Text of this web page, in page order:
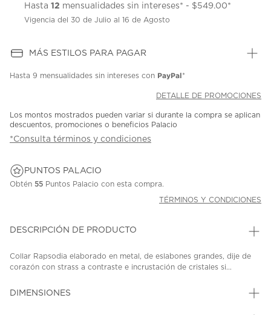
Hasta 12 mensualidades sin intereses* - $549.00*
Vigencia del 30 de Julio al 16 de Agosto
MÁS ESTILOS PARA PAGAR
Hasta 9 mensualidades sin intereses con PayPal*
DETALLE DE PROMOCIONES
Los montos mostrados pueden variar si durante la compra se aplican
descuentos, promociones o beneficios Palacio
*Consulta términos y condiciones
PUNTOS PALACIO
Obtén 55 Puntos Palacio con esta compra.
TÉRMINOS Y CONDICIONES
DESCRIPCIÓN DE PRODUCTO
Collar Rapsodia elaborado en metal, de eslabones grandes, dije de
corazón con strass a contraste e incrustación de cristales si...
DIMENSIONES